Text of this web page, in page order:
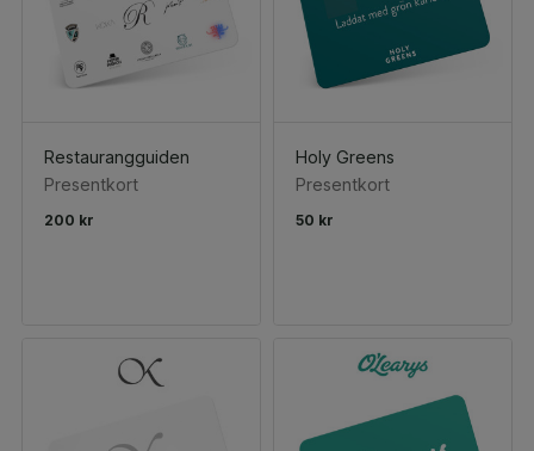
Restaurangguiden
Presentkort
200 kr
Holy Greens
Presentkort
50 kr